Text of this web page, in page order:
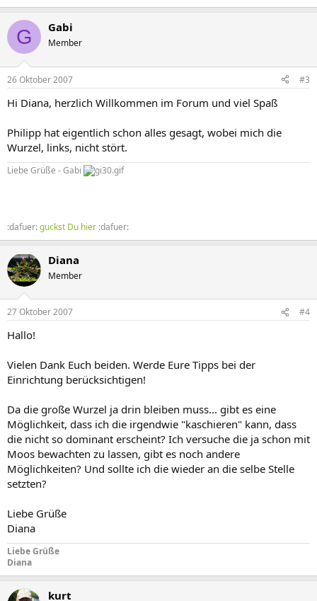
G Gabi
Member
26 Oktober 2007 #3
Hi Diana, herzlich Willkommen im Forum und viel Spaß
Philipp hat eigentlich schon alles gesagt, wobei mich die
Wurzel, links, nicht stört.
Liebe Grüße - Gabi
:dafuer:guckst Du hier :dafuer:
Diana
Member
27 Oktober 2007 #4
Hallo!
Vielen Dank Euch beiden. Werde Eure Tipps bei der
Einrichtung berücksichtigen!
Da die große Wurzel ja drin bleiben muss... gibt es eine
Möglichkeit, dass ich die irgendwie "kaschieren" kann, dass
die nicht so dominant erscheint? Ich versuche die ja schon mit
Moos bewachten zu lassen, gibt es noch andere
Möglichkeiten? Und sollte ich die wieder an die selbe Stelle
setzten?
Liebe Grüße
Diana
Liebe Grüße
Diana
kurt